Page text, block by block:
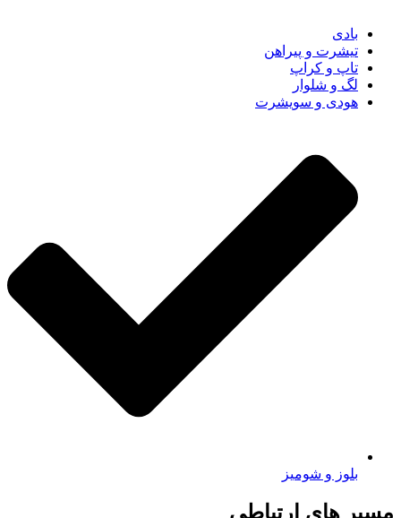
بادی
تیشرت و پیراهن
تاپ و کراپ
لگ و شلوار
هودی و سویشرت
بلوز و شومیز
مسیر های ارتباطی